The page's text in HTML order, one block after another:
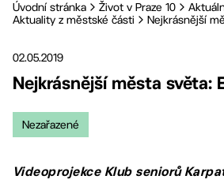
Úvodní stránka Život v Praze 10
Aktuality z městské části
Nejkrásnější
02.05.2019
Nejkrásnější města světa:
Nezařazené
Videoprojekce Klub seniorů